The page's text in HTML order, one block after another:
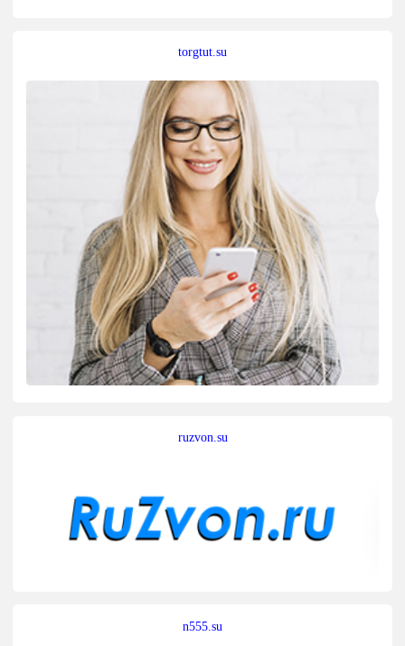
torgtut.su
ruzvon.su
n555.su